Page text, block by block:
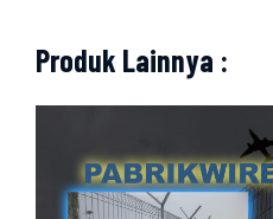
Produk Lainnya :